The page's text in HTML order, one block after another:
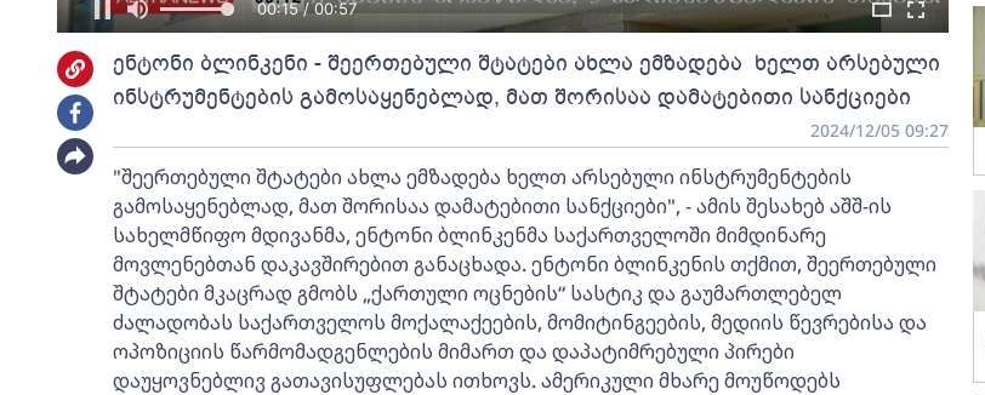
00:16 / 00:57
ენტონი ბლინკენი - შეერთებული შტატები ახლა ემზადება ხელთ არსებული
ინსტრუმენტების გამოსაყენებლად, მათ შორისაა დამატებითი სანქციები
2024/12/05 09:27
"შეერთებული შტატები ახლა ემზადება ხელთ არსებული ინსტრუმენტების
გამოსაყენებლად, მათ შორისაა დამატებითი სანქციები", - ამის შესახებ აშშ-ის
სახელმწიფო მდივანმა, ენტონი ბლინკენმა საქართველოში მიმდინარე
მოვლენებთან დაკავშირებით განაცხადა. ენტონი ბლინკენის თქმით, შეერთებული
შტატები მკაცრად გმობს „ქართული ოცნების“ სასტიკ და გაუმართლებელ
ძალადობას საქართველოს მოქალაქეების, მომიტინგეების, მედიის წევრებისა და
ოპოზიციის წარმომადგენლების მიმართ და დაპატიმრებული პირები
დაუყოვნებლივ გათავისუფლებას ითხოვს. ამერიკული მხარე მოუწოდებს